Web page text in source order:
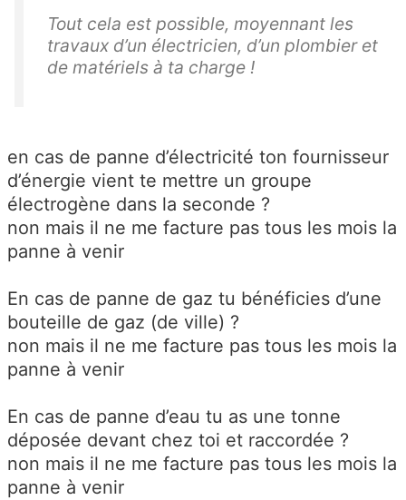
Tout cela est possible, moyennant les
travaux d’un électricien, d’un plombier et
de matériels à ta charge !
en cas de panne d’électricité ton fournisseur
d’énergie vient te mettre un groupe
électrogène dans la seconde ?
non mais il ne me facture pas tous les mois la
panne à venir
En cas de panne de gaz tu bénéficies d’une
bouteille de gaz (de ville) ?
non mais il ne me facture pas tous les mois la
panne à venir
En cas de panne d’eau tu as une tonne
déposée devant chez toi et raccordée ?
non mais il ne me facture pas tous les mois la
panne à venir